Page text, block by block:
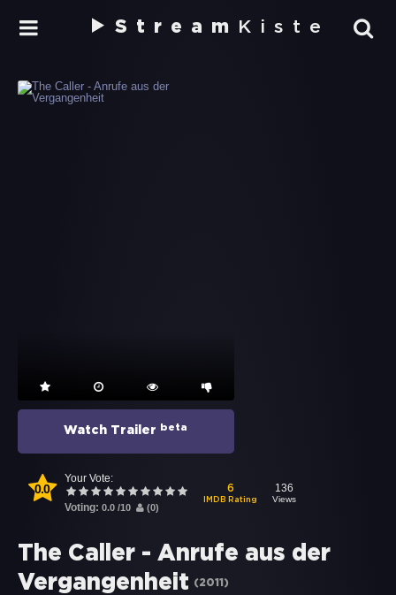
Stream Kiste
Watch Trailer beta
0.0
Your Vote:
Voting: 0.0 /10 (0)
6
IMDB Rating
136
Views
The Caller - Anrufe aus der
Vergangenheit
(2011 )